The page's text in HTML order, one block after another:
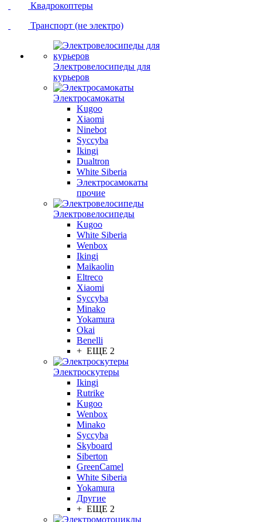
Квадрокоптеры
Транспорт (не электро)
Электровелосипеды для
курьеров
Электросамокаты
Kugoo
Xiaomi
Ninebot
Syccyba
Ikingi
Dualtron
White Siberia
Электросамокаты
прочие
Электровелосипеды
Kugoo
White Siberia
Wenbox
Ikingi
Maikaolin
Eltreco
Xiaomi
Syccyba
Minako
Yokamura
Okai
Benelli
+ ЕЩЕ 2
Электроскутеры
Ikingi
Rutrike
Kugoo
Wenbox
Minako
Syccyba
Skyboard
Siberton
GreenCamel
White Siberia
Yokamura
Другие
+ ЕЩЕ 2